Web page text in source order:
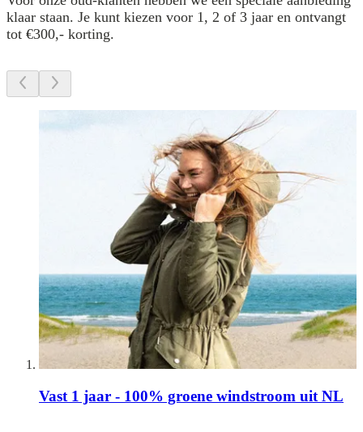
klaar staan. Je kunt kiezen voor 1, 2 of 3 jaar en ontvangt
tot €300,- korting.
Vast 1 jaar - 100% groene windstroom uit NL